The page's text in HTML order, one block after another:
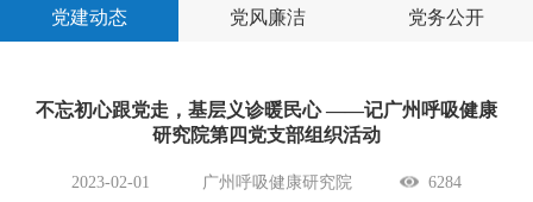
党建动态 党风廉洁 党务公开
不忘初心跟党走，基层义诊暖民心 ——记广州呼吸健康
研究院第四党支部组织活动
2023-02-01 广州呼吸健康研究院 6284